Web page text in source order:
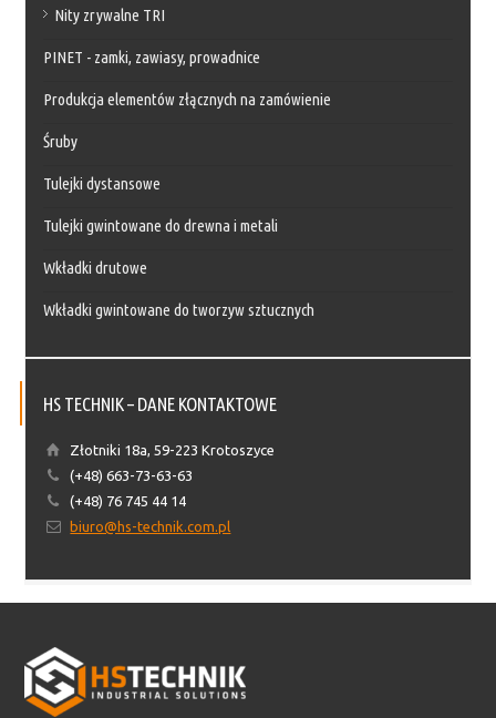
Nity zrywalne TRI
PINET - zamki, zawiasy, prowadnice
Produkcja elementów złącznych na zamówienie
Śruby
Tulejki dystansowe
Tulejki gwintowane do drewna i metali
Wkładki drutowe
Wkładki gwintowane do tworzyw sztucznych
HS TECHNIK – DANE KONTAKTOWE
Złotniki 18a, 59-223 Krotoszyce
(+48) 663-73-63-63
(+48) 76 745 44 14
biuro@hs-technik.com.pl